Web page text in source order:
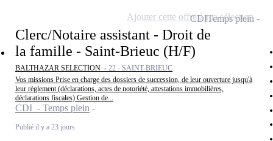
Clerc/Notaire assistant - Droit de
la famille - Saint-Brieuc (H/F)
BALTHAZAR SELECTION - 22 - SAINT-BRIEUC
Vos missions Prise en charge des dossiers de succession, de leur ouverture jusqu'à
leur règlement (déclarations, actes de notoriété, attestations immobilières,
déclarations fiscales) Gestion de...
CDI - Temps plein
Publié il y a 23 jours
CDITemps plein
Ajouter cette offre à ma sélection